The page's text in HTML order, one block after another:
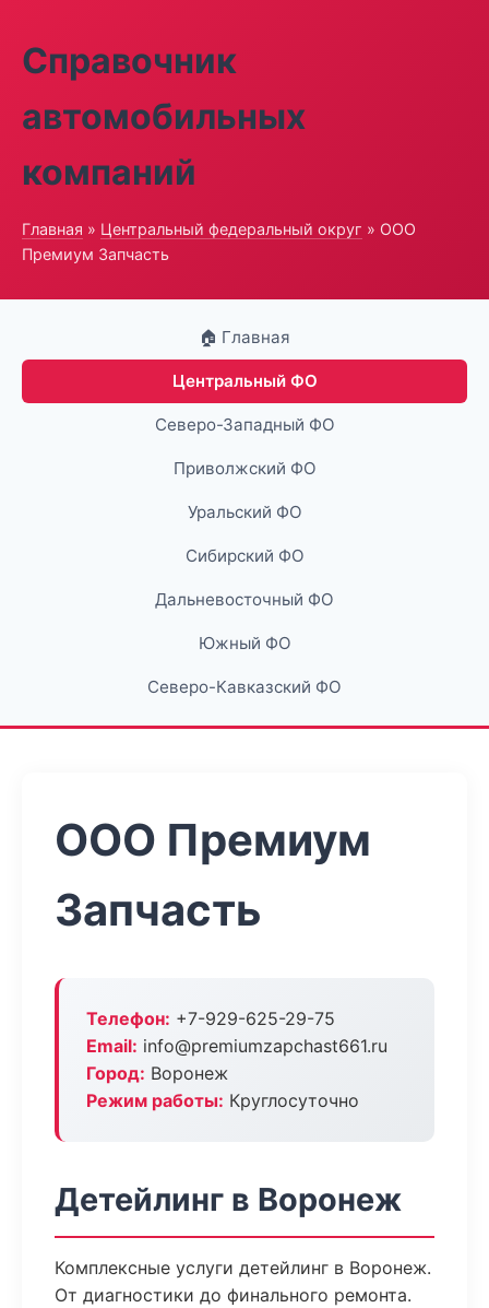
Справочник
автомобильных
компаний
Главная » Центральный федеральный округ » ООО
Премиум Запчасть
🏠 Главная
Центральный ФО
Северо-Западный ФО
Приволжский ФО
Уральский ФО
Сибирский ФО
Дальневосточный ФО
Южный ФО
Северо-Кавказский ФО
ООО Премиум
Запчасть
Телефон: +7-929-625-29-75
Email: info@premiumzapchast661.ru
Город: Воронеж
Режим работы: Круглосуточно
Детейлинг в Воронеж
Комплексные услуги детейлинг в Воронеж.
От диагностики до финального ремонта.